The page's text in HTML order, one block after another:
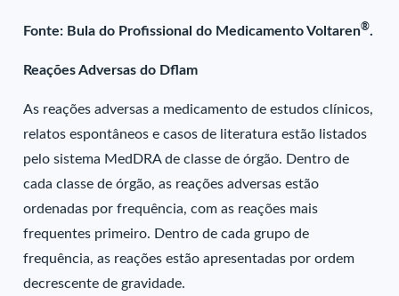
Fonte: Bula do Profissional do Medicamento Voltaren®.
Reações Adversas do Dflam
As reações adversas a medicamento de estudos clínicos,
relatos espontâneos e casos de literatura estão listados
pelo sistema MedDRA de classe de órgão. Dentro de
cada classe de órgão, as reações adversas estão
ordenadas por frequência, com as reações mais
frequentes primeiro. Dentro de cada grupo de
frequência, as reações estão apresentadas por ordem
decrescente de gravidade.